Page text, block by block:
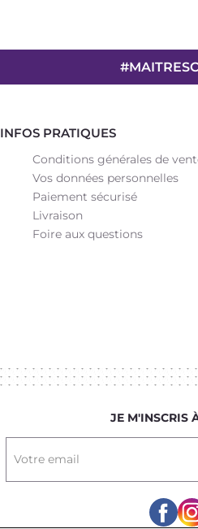
INFOS PRATIQUES
Conditions générales de
Vos données personnelles
Paiement sécurisé
Livraison
Foire aux questions
JE M'INSCRIS
Votre email